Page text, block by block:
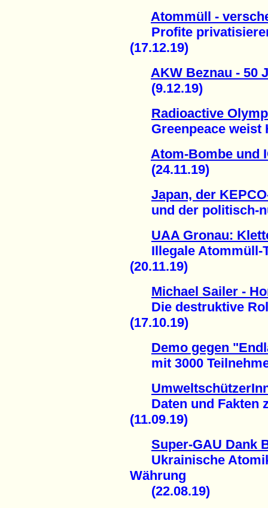
Atommüll -
Profite
(17.12.19)
AKW Beznau - 50
(9.12.19)
Radioactive
Greenpeace weist
Atom-Bombe und
(24.11.19)
Japan, der
und der politisch-
UAA Gronau:
Illegale Atommüll-
(20.11.19)
Michael Sailer -
Die destruktive
(17.10.19)
Demo gegen
mit 3000
Daten und Fakten
(11.09.19)
Super-GAU Dank
Ukrainische
Währung
(22.08.19)